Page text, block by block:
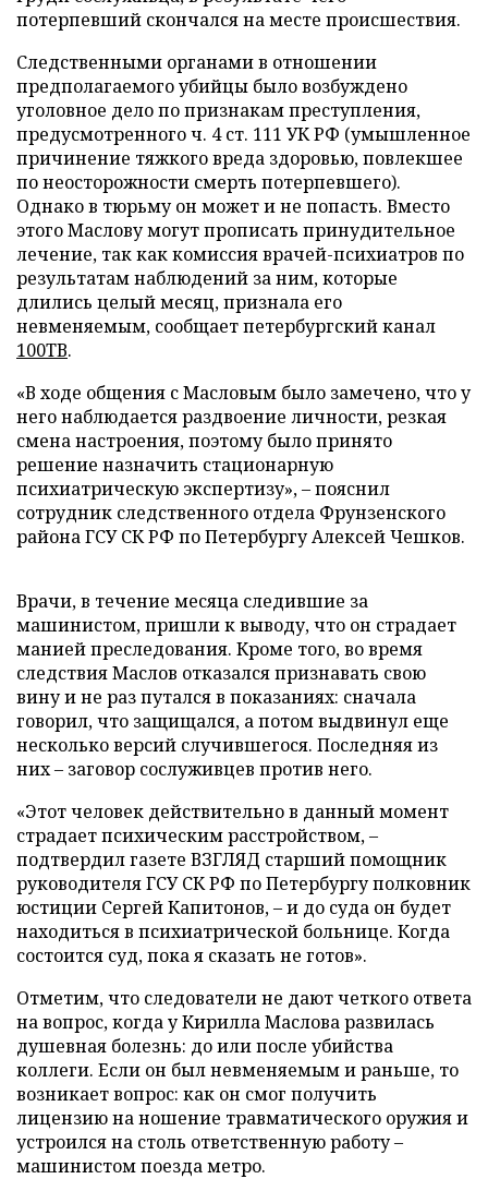
потерпевший скончался на месте происшествия.
Следственными органами в отношении
предполагаемого убийцы было возбуждено
уголовное дело по признакам преступления,
предусмотренного ч. 4 ст. 111 УК РФ (умышленное
причинение тяжкого вреда здоровью, повлекшее
по неосторожности смерть потерпевшего).
Однако в тюрьму он может и не попасть. Вместо
этого Маслову могут прописать принудительное
лечение, так как комиссия врачей-психиатров по
результатам наблюдений за ним, которые
длились целый месяц, признала его
невменяемым, сообщает петербургский канал
100ТВ.
«В ходе общения с Масловым было замечено, что у
него наблюдается раздвоение личности, резкая
смена настроения, поэтому было принято
решение назначить стационарную
психиатрическую экспертизу»,–пояснил
сотрудник следственного отдела Фрунзенского
района ГСУ СК РФ по Петербургу Алексей Чешков.
Врачи, в течение месяца следившие за
машинистом, пришли к выводу, что он страдает
манией преследования. Кроме того, во время
следствия Маслов отказался признавать свою
вину и не раз путался в показаниях: сначала
говорил, что защищался, а потом выдвинул еще
несколько версий случившегося. Последняя из
них– заговор сослуживцев против него.
«Этот человек действительно в данный момент
страдает психическим расстройством,–
подтвердил газете ВЗГЛЯД старший помощник
руководителя ГСУ СК РФ по Петербургу полковник
юстиции Сергей Капитонов,–и до суда он будет
находиться в психиатрической больнице. Когда
состоится суд, пока я сказать не готов».
Отметим, что следователи не дают четкого ответа
на вопрос, когда у Кирилла Маслова развилась
душевная болезнь: до или после убийства
коллеги. Если он был невменяемым и раньше, то
возникает вопрос: как он смог получить
лицензию на ношение травматического оружия и
устроился на столь ответственную работу–
машинистом поезда метро.